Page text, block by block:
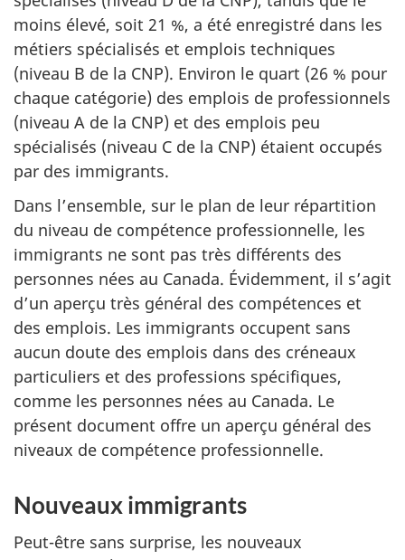
moins élevé, soit 21 %, a été enregistré dans les
métiers spécialisés et emplois techniques
(niveau B de la CNP). Environ le quart (26 % pour
chaque catégorie) des emplois de professionnels
(niveau A de la CNP) et des emplois peu
spécialisés (niveau C de la CNP) étaient occupés
par des immigrants.
Dans l’ensemble, sur le plan de leur répartition
du niveau de compétence professionnelle, les
immigrants ne sont pas très différents des
personnes nées au Canada. Évidemment, il s’agit
d’un aperçu très général des compétences et
des emplois. Les immigrants occupent sans
aucun doute des emplois dans des créneaux
particuliers et des professions spécifiques,
comme les personnes nées au Canada. Le
présent document offre un aperçu général des
niveaux de compétence professionnelle.
Nouveaux immigrants
Peut-être sans surprise, les nouveaux